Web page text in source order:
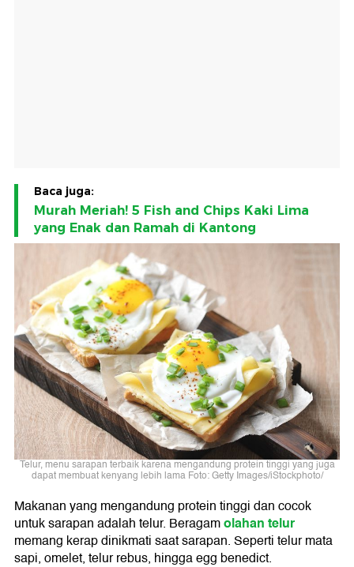
Baca juga:
Murah Meriah! 5 Fish and Chips Kaki Lima
yang Enak dan Ramah di Kantong
Telur, menu sarapan terbaik karena mengandung protein tinggi yang juga
dapat membuat kenyang lebih lama Foto: Getty Images/iStockphoto/
Makanan yang mengandung protein tinggi dan cocok
untuk sarapan adalah telur. Beragamolahan telur
memang kerap dinikmati saat sarapan. Seperti telur mata
sapi, omelet, telur rebus, hingga egg benedict.